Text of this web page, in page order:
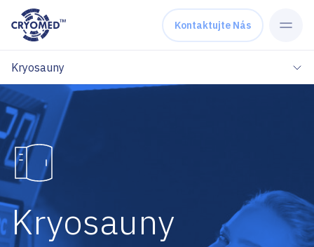
Skip to content
Kontaktujte Nás
Kryosauny
Kryosauny